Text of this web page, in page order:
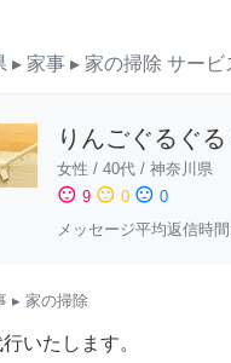
▸ 家事 ▸ 家の掃除 サービ
りんごぐるぐ
女性 / 40代 / 神奈川県
sentiment_satisfied 9 sentiment_neutral 0 sentiment_dissatisfied 0
メッセージ平均返信時
▸ 家の掃除
いたします。